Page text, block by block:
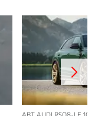
ABT AUDI RSQ8-LE 1000